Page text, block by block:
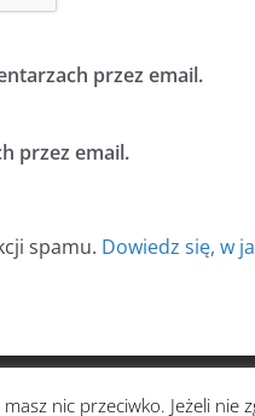
przez email.
przez email.
spamu. Dowiedz się, w
TYTUŁU. Wszystkie prawa
nic przeciwko. Jeżeli